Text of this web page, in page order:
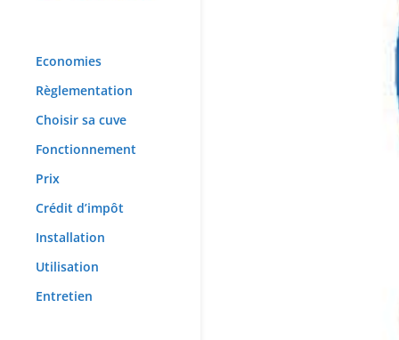
Economies
Règlementation
Choisir sa cuve
Fonctionnement
Prix
Crédit d’impôt
Installation
Utilisation
Entretien